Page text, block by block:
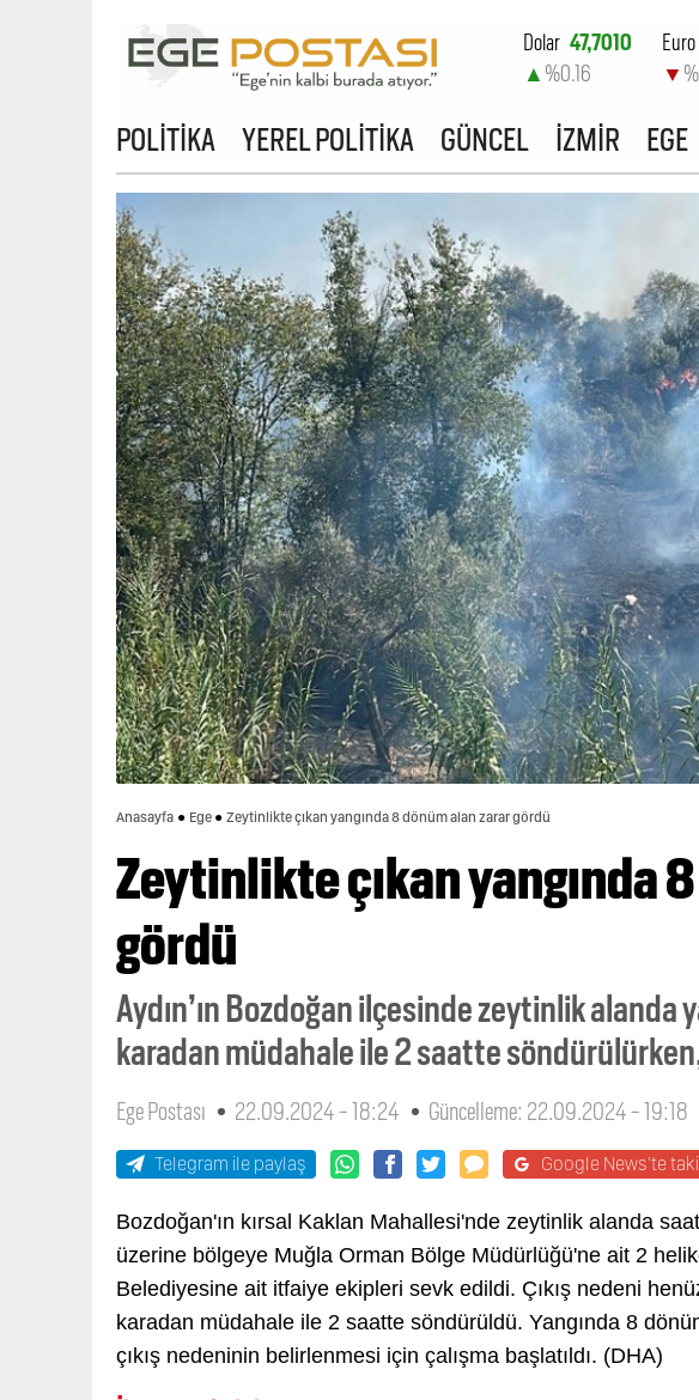
Dolar 47,7010
▲ %0.16
Euro
▼
%0
POLİTİKA YEREL POLİTİKA GÜNCEL İZMİR EGE
Anasayfa Ege Zeytinlikte çıkan yangında 8 dönüm alan zarar gördü
Zeytinlikte çıkan yangında
gördü
Aydın’ın Bozdoğan ilçesinde zeytinlik alanda
karadan müdahale ile 2 saatte
Ege Postası 22.09.2024 - 18:24 Güncelleme: 22.09.2024 - 19:18
Telegram ile paylaş Google News'te
Bozdoğan'ın kırsal Kaklan Mahallesi'nde zeytinlik alanda
üzerine bölgeye Muğla Orman Bölge Müdürlüğü'ne ait 2
Belediyesine ait itfaiye ekipleri sevk edildi. Çıkış nedeni
karadan müdahale ile 2 saatte söndürüldü. Yangında 8
çıkış nedeninin belirlenmesi için çalışma başlatıldı. (DHA)